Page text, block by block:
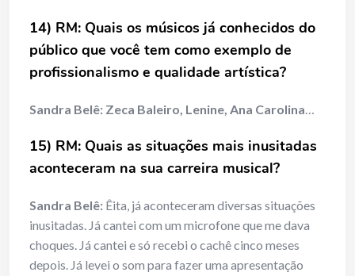
14) RM: Quais os músicos já conhecidos do
público que você tem como exemplo de
profissionalismo e qualidade artística?
Sandra Belê: Zeca Baleiro, Lenine, Ana Carolina…
15) RM: Quais as situações mais inusitadas
aconteceram na sua carreira musical?
Sandra Belê: Êita, já aconteceram diversas situações
inusitadas. Já cantei com um microfone que me dava
choques. Já cantei e só recebi o cachê cinco meses
depois. Já levei o som para fazer uma apresentação